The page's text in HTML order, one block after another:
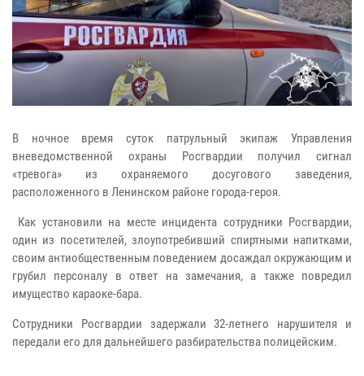
В ночное время суток патрульный экипаж Управления
вневедомственной охраны Росгвардии получил сигнал
«тревога» из охраняемого досугового заведения,
расположенного в Ленинском районе города-героя.
Как установили на месте инцидента сотрудники Росгвардии,
один из посетителей, злоупотребивший спиртными напитками,
своим антиобщественным поведением досаждал окружающим и
грубил персоналу в ответ на замечания, а также повредил
имущество караоке-бара.
Сотрудники Росгвардии задержали 32-летнего нарушителя и
передали его для дальнейшего разбирательства полицейским.